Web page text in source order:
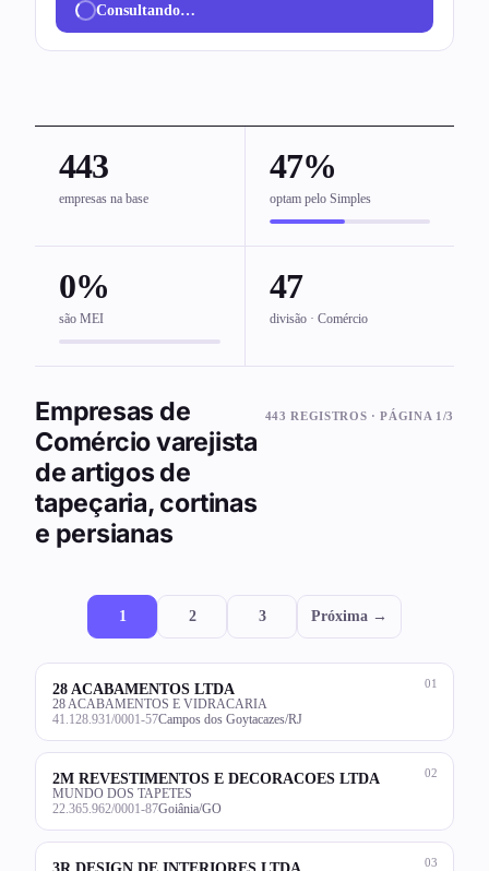
Consultando…
443
empresas na base
47%
optam pelo Simples
0%
são MEI
47
divisão · Comércio
Empresas de
Comércio varejista
de artigos de
tapeçaria, cortinas
e persianas
443 REGISTROS · PÁGINA 1/3
1 2 3 Próxima →
01
28 ACABAMENTOS LTDA
28 ACABAMENTOS E VIDRACARIA
41.128.931/0001-57Campos dos Goytacazes/RJ
02
2M REVESTIMENTOS E DECORACOES LTDA
MUNDO DOS TAPETES
22.365.962/0001-87Goiânia/GO
03
3R DESIGN DE INTERIORES LTDA